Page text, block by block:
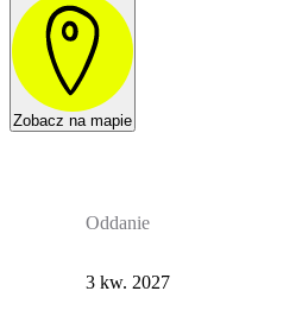
Zobacz na mapie
Oddanie
3 kw. 2027